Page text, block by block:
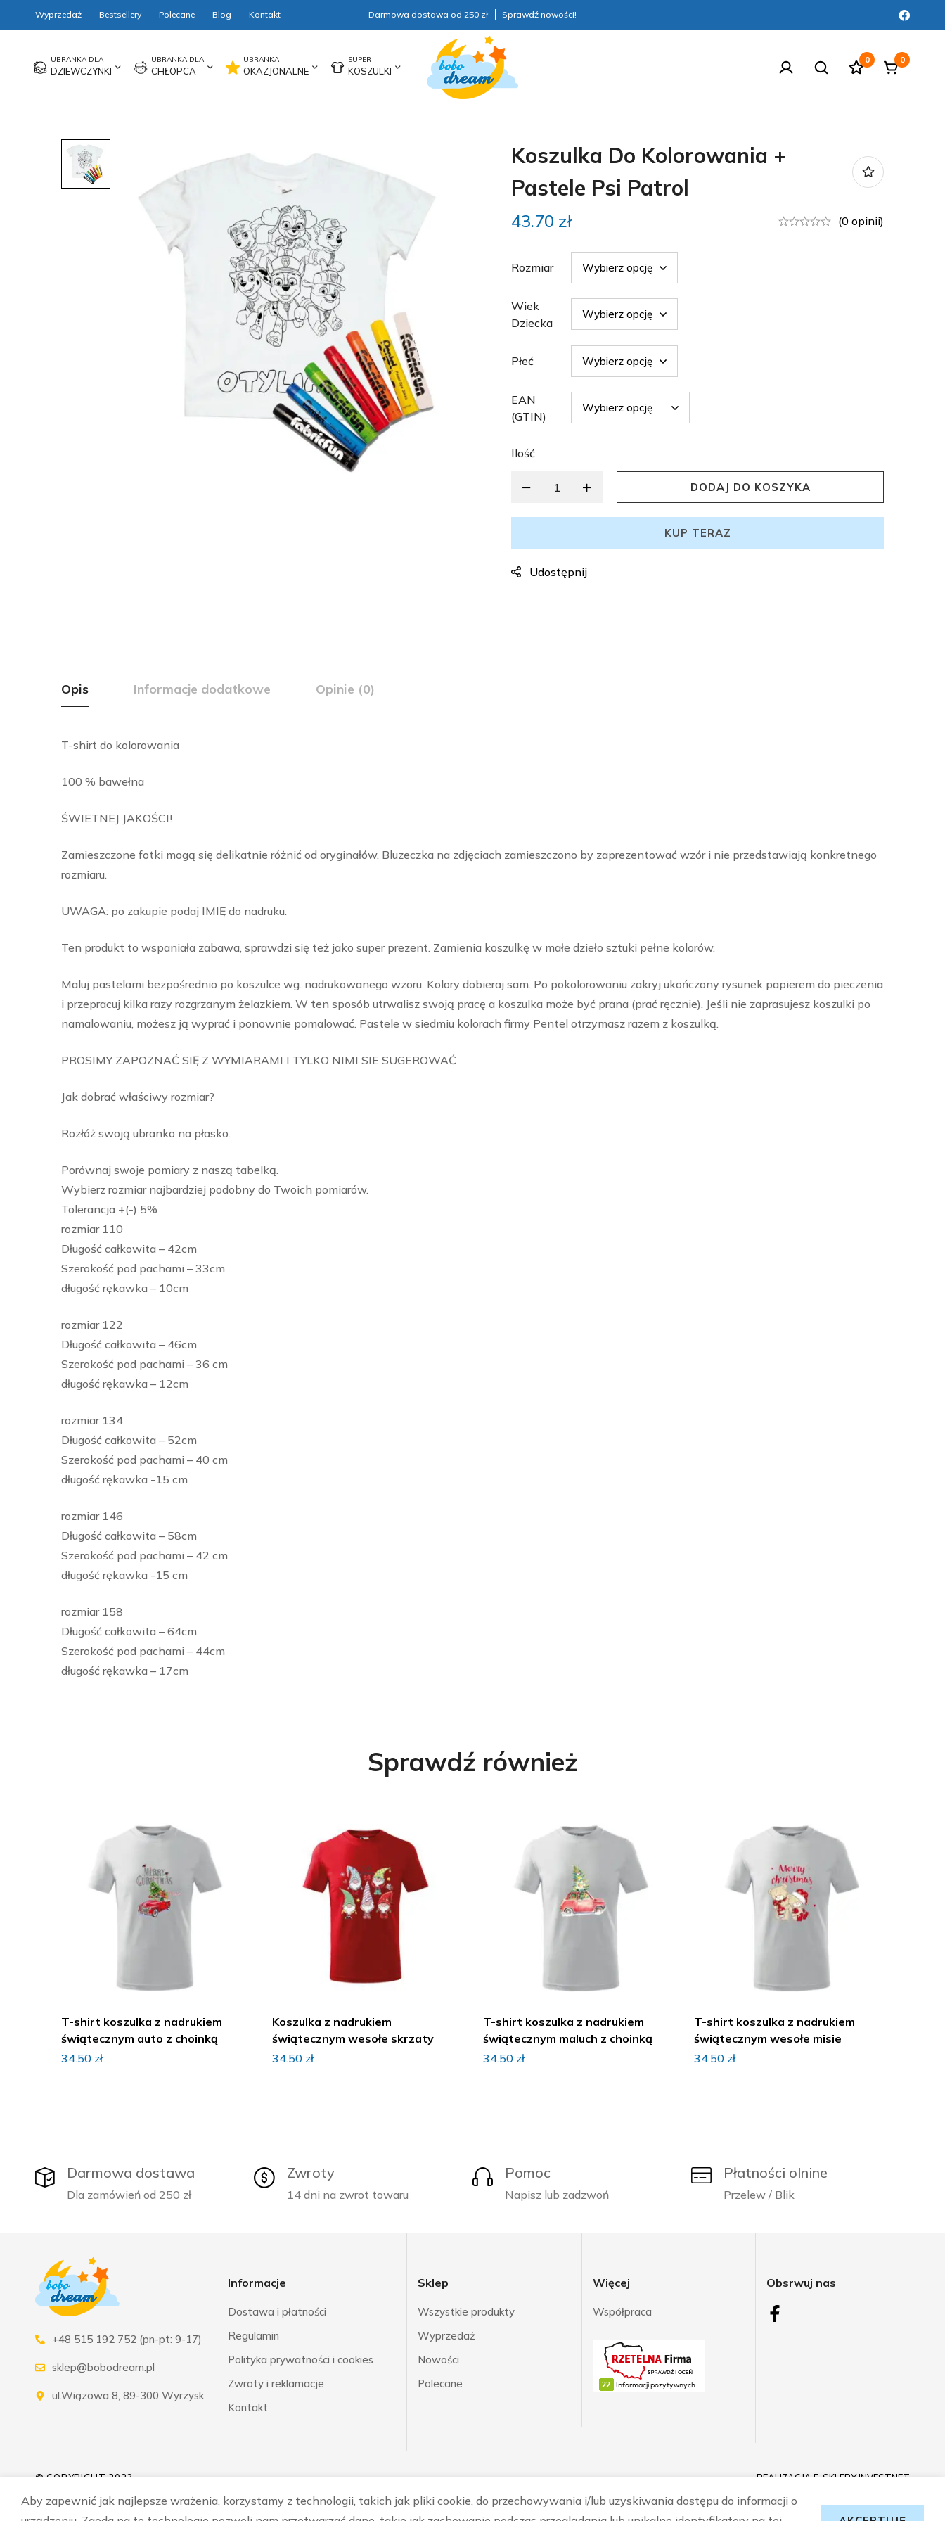
Wyprzedaż Bestsellery Polecane Blog Kontakt Darmowa dostawa od 250 zł Sprawdź nowości!
DZIEWCZYNKI CHŁOPCA OKAZJONALNE KOSZULKI
0 0
Koszulka Do Kolorowania +
Pastele Psi Patrol
43.70 zł (0 opinii)
Rozmiar
Wiek
Dziecka
Płeć
EAN
(GTIN)
Ilość
DODAJ DO KOSZYKA
KUP TERAZ
Udostępnij
Opis Informacje dodatkowe Opinie (0)
T-shirt do kolorowania
100 % bawełna
ŚWIETNEJ JAKOŚCI!
Zamieszczone fotki mogą się delikatnie różnić od oryginałów. Bluzeczka na zdjęciach zamieszczono by zaprezentować wzór i nie przedstawiają konkretnego
rozmiaru.
UWAGA: po zakupie podaj IMIĘ do nadruku.
Ten produkt to wspaniała zabawa, sprawdzi się też jako super prezent. Zamienia koszulkę w małe dzieło sztuki pełne kolorów.
Maluj pastelami bezpośrednio po koszulce wg. nadrukowanego wzoru. Kolory dobieraj sam. Po pokolorowaniu zakryj ukończony rysunek papierem do pieczenia
i przepracuj kilka razy rozgrzanym żelazkiem. W ten sposób utrwalisz swoją pracę a koszulka może być prana (prać ręcznie). Jeśli nie zaprasujesz koszulki po
namalowaniu, możesz ją wyprać i ponownie pomalować. Pastele w siedmiu kolorach firmy Pentel otrzymasz razem z koszulką.
PROSIMY ZAPOZNAĆ SIĘ Z WYMIARAMI I TYLKO NIMI SIE SUGEROWAĆ
Jak dobrać właściwy rozmiar?
Rozłóż swoją ubranko na płasko.
Porównaj swoje pomiary z naszą tabelką.
Wybierz rozmiar najbardziej podobny do Twoich pomiarów.
Tolerancja +(-) 5%
rozmiar 110
Długość całkowita – 42cm
Szerokość pod pachami – 33cm
długość rękawka – 10cm
rozmiar 122
Długość całkowita – 46cm
Szerokość pod pachami – 36 cm
długość rękawka – 12cm
rozmiar 134
Długość całkowita – 52cm
Szerokość pod pachami – 40 cm
długość rękawka -15 cm
rozmiar 146
Długość całkowita – 58cm
Szerokość pod pachami – 42 cm
długość rękawka -15 cm
rozmiar 158
Długość całkowita – 64cm
Szerokość pod pachami – 44cm
długość rękawka – 17cm
Sprawdź również
T-shirt koszulka z nadrukiem
świątecznym auto z choinką
34.50 zł
Koszulka z nadrukiem
świątecznym wesołe skrzaty
34.50 zł
T-shirt koszulka z nadrukiem
świątecznym maluch z choinką
34.50 zł
T-shirt koszulka z nadrukiem
świątecznym wesołe misie
34.50 zł
Darmowa dostawa
Dla zamówień od 250 zł
Zwroty
14 dni na zwrot towaru
Pomoc
Napisz lub zadzwoń
Płatności olnine
Przelew / Blik
+48 515 192 752 (pn-pt: 9-17)
sklep@bobodream.pl
ul.Wiązowa 8, 89-300 Wyrzysk
Informacje
Dostawa i płatności
Regulamin
Polityka prywatności i cookies
Zwroty i reklamacje
Kontakt
Sklep
Wszystkie produkty
Wyprzedaż
Nowości
Polecane
Więcej
Współpraca
Obsrwuj nas
© COPYRIGHT 2023 REALIZACJA E-SKLEPY INVESTNET
Aby zapewnić jak najlepsze wrażenia, korzystamy z technologii, takich jak pliki cookie, do przechowywania i/lub uzyskiwania dostępu do informacji o